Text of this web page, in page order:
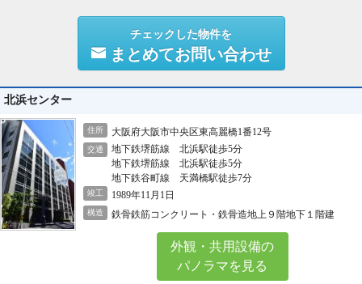
チェックした物件を
まとめてお問い合わせ
北浜センター
住所 大阪府大阪市中央区東高麗橋1番12号
交通
地下鉄堺筋線 北浜駅徒歩5分
地下鉄堺筋線 北浜駅徒歩5分
地下鉄谷町線 天満橋駅徒歩7分
竣工 1989年11月1日
構造 鉄骨鉄筋コンクリート・鉄骨造地上９階地下１階建
外観・共用設備の
パノラマを見る